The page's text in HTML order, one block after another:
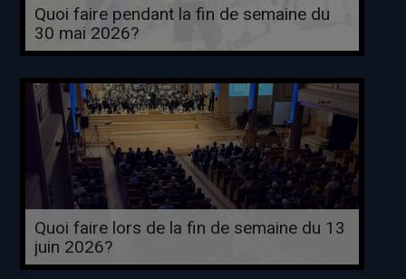
Quoi faire pendant la fin de semaine du
30 mai 2026?
Quoi faire lors de la fin de semaine du 13
juin 2026?